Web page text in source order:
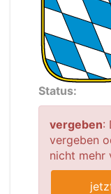
Status:
vergeben:
vergeben
nicht mehr